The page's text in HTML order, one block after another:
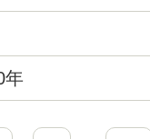
や駅ビル「セン
が充実。 家具家
みでお選びくだ
年